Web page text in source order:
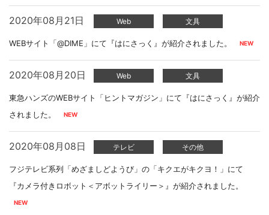
2020年08月21日 Web 文具
WEBサイト「@DIME」にて『はにさっく』が紹介されました。
2020年08月20日 Web 文具
東急ハンズのWEBサイト「ヒントマガジン」にて『はにさっく』が紹介
されました。
2020年08月08日 テレビ その他
フジテレビ系列「めざましどようび」の「キクエがキクヨ！」にて
『カメラ付きロボット＜アボットライリー＞』が紹介されました。